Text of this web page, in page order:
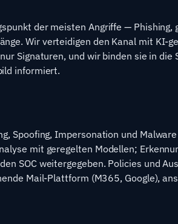
der meisten Angriffe — Phishing,
Wir verteidigen den Kanal mit KI-
Signaturen, und wir binden sie in die
informiert.
Spoofing, Impersonation und
mit geregelten Modellen;
SOC weitergegeben. Policies und
Mail-Plattform (M365, Google),